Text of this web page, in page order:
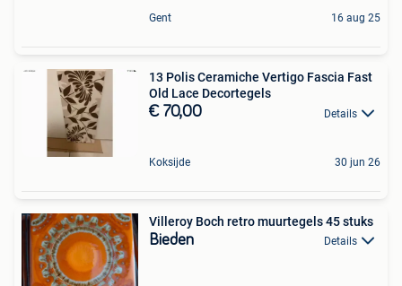
Gent 16 aug 25
13 Polis Ceramiche Vertigo Fascia Fast
Old Lace Decortegels
€ 70,00 Details
Koksijde 30 jun 26
Villeroy Boch retro muurtegels 45 stuks
Bieden Details